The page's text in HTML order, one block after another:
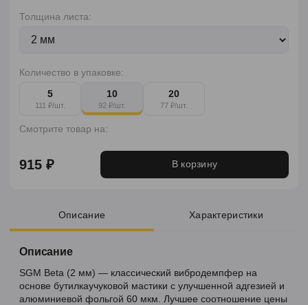
Толщина листа:
Количество в упаковке:
5
111 ₽/шт.
10
92 ₽/шт.
20
77 ₽/шт.
Смотрите товар на:
915 ₽ В корзину
Описание Характеристики
Описание
SGM Beta (2 мм) — классический вибродемпфер на
основе бутилкаучуковой мастики с улучшенной адгезией и
алюминиевой фольгой 60 мкм. Лучшее соотношение цены